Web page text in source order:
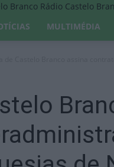
Rádio Castelo
MULTIMÉDIA